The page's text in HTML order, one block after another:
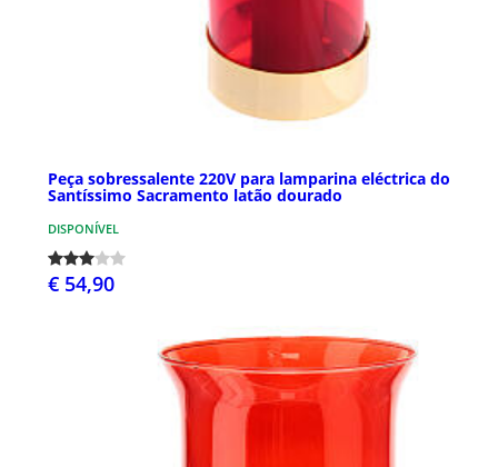
Peça sobressalente 220V para lamparina eléctrica do
Santíssimo Sacramento latão dourado
DISPONÍVEL
€ 54,90